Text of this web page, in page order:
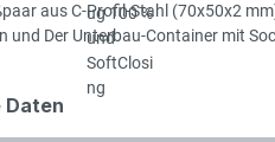
aus C-Profil-Stahl (70x50x2
und Der Unterbau-Container mit
Daten